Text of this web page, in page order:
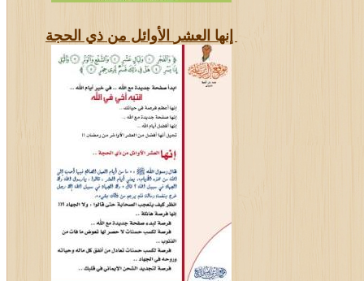
إنها العشر الأوائل من ذي الحجة